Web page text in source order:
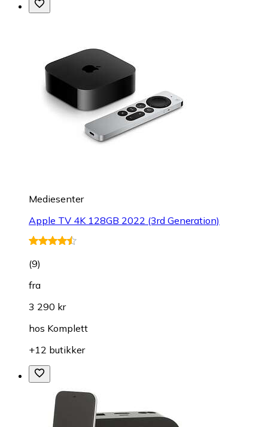
Mediesenter
Apple TV 4K 128GB 2022 (3rd Generation)
(9)
fra
3 290 kr
hos Komplett
+12 butikker